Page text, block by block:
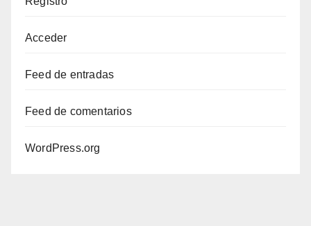
Acceder
Feed de entradas
Feed de comentarios
WordPress.org